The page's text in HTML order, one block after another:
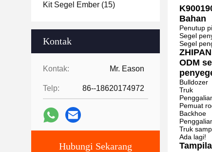
Kit Segel Ember (15)
Kontak
Kontak: Mr. Eason
Telp: 86--18620174972
Hubungi Sekarang
Bahan
Penutup
Segel
Segel
ODM
Bulldozer
Truk
Pemuat
Backhoe
Truk
Ada lagi!